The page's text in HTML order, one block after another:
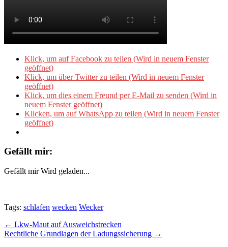
Klick, um auf Facebook zu teilen (Wird in neuem Fenster
geöffnet)
Klick, um über Twitter zu teilen (Wird in neuem Fenster
geöffnet)
Klick, um dies einem Freund per E-Mail zu senden (Wird in
neuem Fenster geöffnet)
Klicken, um auf WhatsApp zu teilen (Wird in neuem Fenster
geöffnet)
Gefällt mir:
Gefällt mir Wird geladen...
Tags: schlafen wecken Wecker
Post
navigation
← Lkw-Maut auf Ausweichstrecken
Rechtliche Grundlagen der Ladungssicherung →